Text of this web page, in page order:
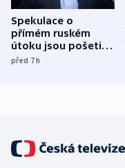
Spekulace o
přímém ruském
útoku jsou pošetilé,
míní estonský
před 7h